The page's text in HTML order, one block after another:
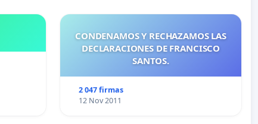
CONDENAMOS Y RECHAZAMOS LAS
DECLARACIONES DE FRANCISCO
SANTOS.
2 047 firmas
12 Nov 2011